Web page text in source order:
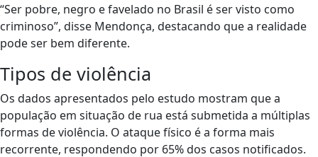
“Ser pobre, negro e favelado no Brasil é ser visto como
criminoso”, disse Mendonça, destacando que a realidade
pode ser bem diferente.
Tipos de violência
Os dados apresentados pelo estudo mostram que a
população em situação de rua está submetida a múltiplas
formas de violência. O ataque físico é a forma mais
recorrente, respondendo por 65% dos casos notificados.